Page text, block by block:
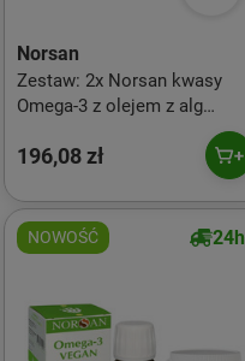
Norsan
Zestaw: 2x Norsan kwasy
Omega-3 z olejem z alg
cytryna Vegan
196,08 zł
NOWOŚĆ 24h